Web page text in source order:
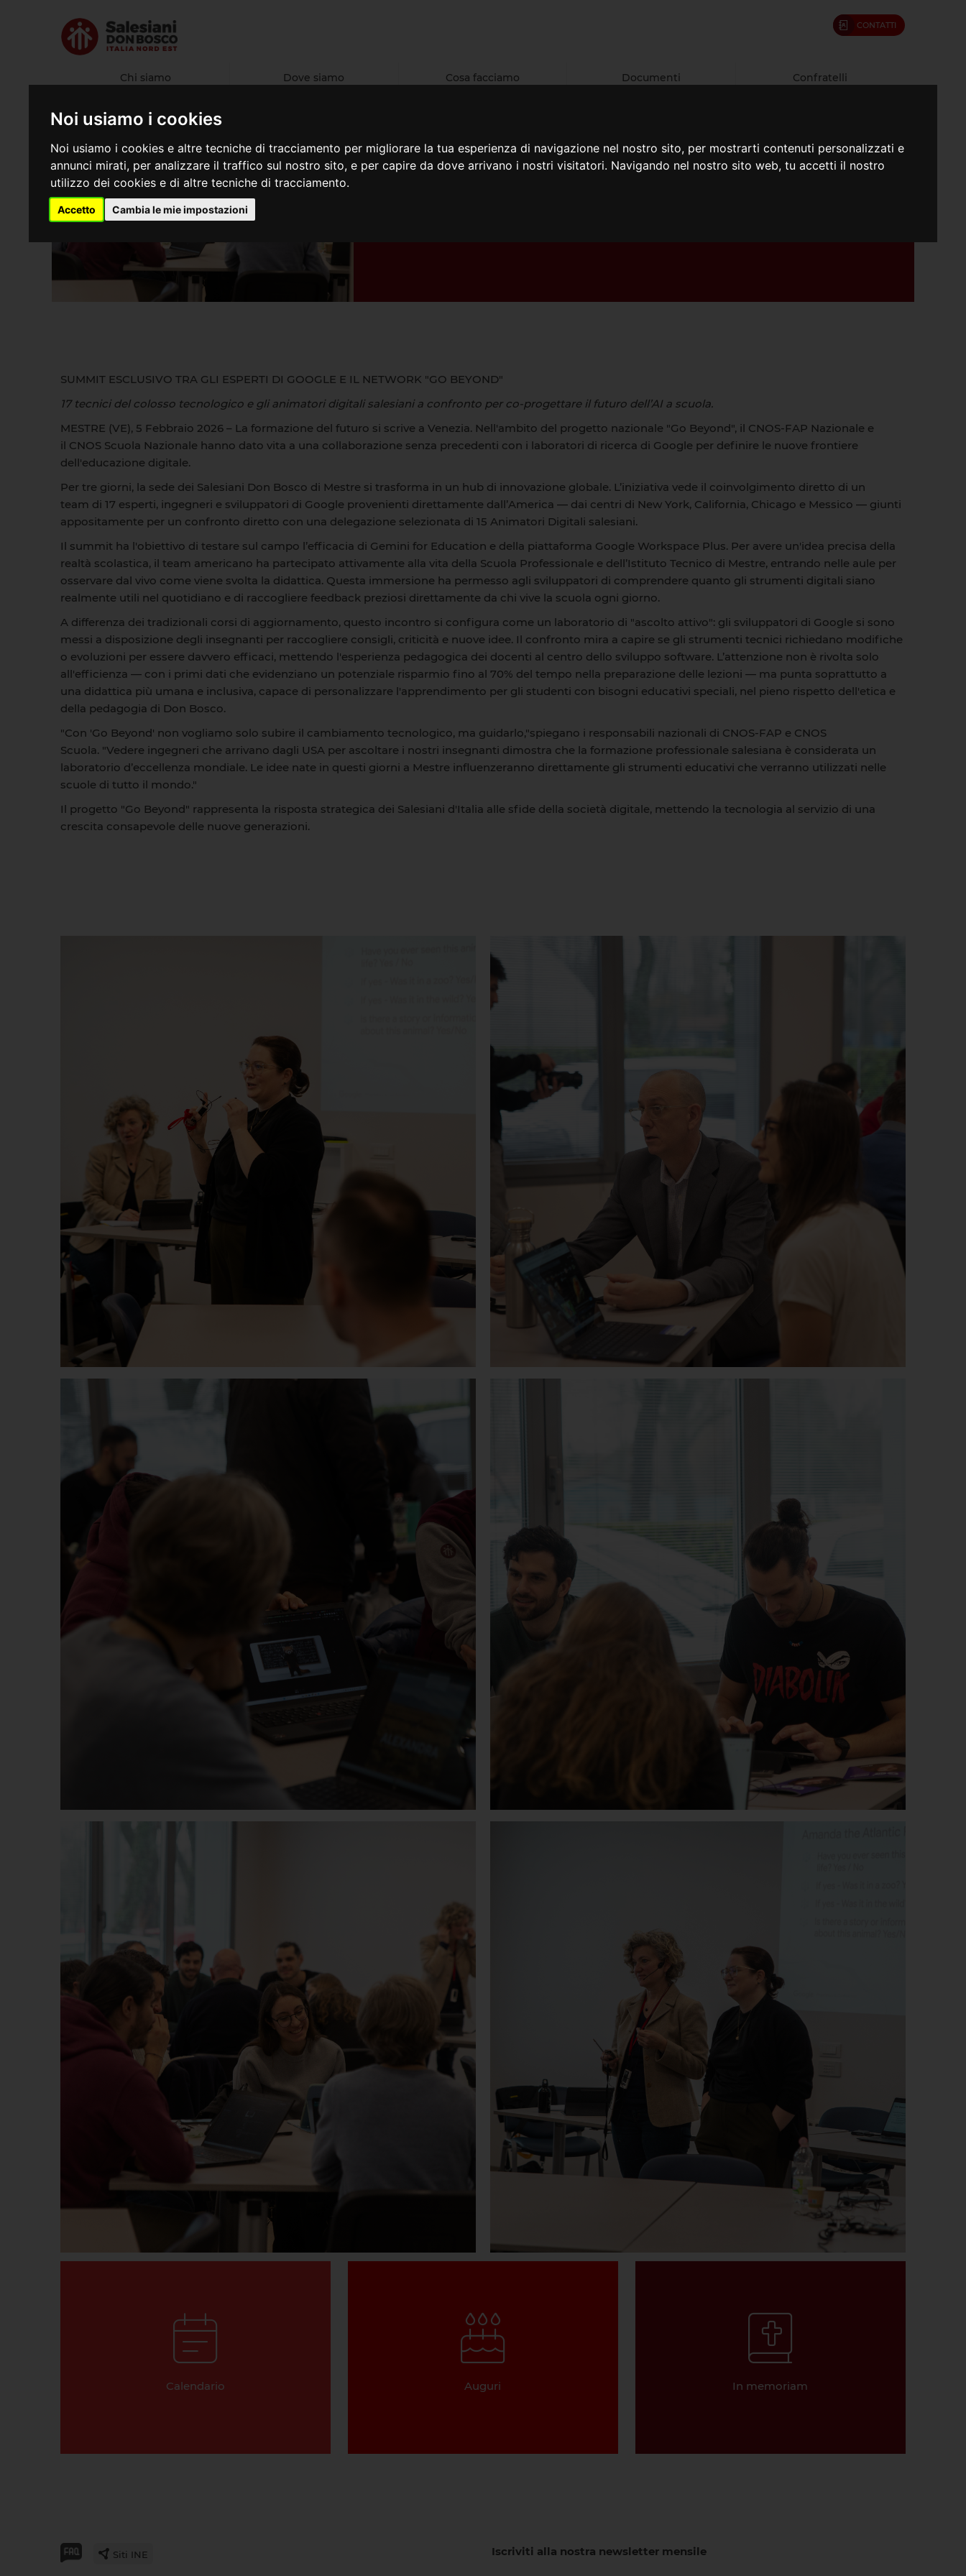
Noi usiamo i cookies
Noi usiamo i cookies e altre tecniche di tracciamento per migliorare la tua esperienza di navigazione nel nostro sito, per mostrarti contenuti personalizzati e
annunci mirati, per analizzare il traffico sul nostro sito, e per capire da dove arrivano i nostri visitatori. Navigando nel nostro sito web, tu accetti il nostro
utilizzo dei cookies e di altre tecniche di tracciamento.
Accetto Cambia le mie impostazioni
CONTATTI
Confratelli
Documenti
Cosa facciamo
Dove siamo
Chi siamo
05/02/2026
SUMMIT ESCLUSIVO TRA GLI ESPERTI DI GOOGLE E IL NETWORK "GO BEYOND"
17 tecnici del colosso tecnologico e gli animatori digitali salesiani a confronto per co-progettare il futuro dell’AI a scuola.
MESTRE (VE), 5 Febbraio 2026 – La formazione del futuro si scrive a Venezia. Nell'ambito del progetto nazionale "Go Beyond", il CNOS-FAP Nazionale e
il CNOS Scuola Nazionale hanno dato vita a una collaborazione senza precedenti con i laboratori di ricerca di Google per definire le nuove frontiere
dell'educazione digitale.
Per tre giorni, la sede dei Salesiani Don Bosco di Mestre si trasforma in un hub di innovazione globale. L’iniziativa vede il coinvolgimento diretto di un
team di 17 esperti, ingegneri e sviluppatori di Google provenienti direttamente dall’America — dai centri di New York, California, Chicago e Messico — giunti
appositamente per un confronto diretto con una delegazione selezionata di 15 Animatori Digitali salesiani.
Il summit ha l'obiettivo di testare sul campo l’efficacia di Gemini for Education e della piattaforma Google Workspace Plus. Per avere un'idea precisa della
realtà scolastica, il team americano ha partecipato attivamente alla vita della Scuola Professionale e dell’Istituto Tecnico di Mestre, entrando nelle aule per
osservare dal vivo come viene svolta la didattica. Questa immersione ha permesso agli sviluppatori di comprendere quanto gli strumenti digitali siano
realmente utili nel quotidiano e di raccogliere feedback preziosi direttamente da chi vive la scuola ogni giorno.
A differenza dei tradizionali corsi di aggiornamento, questo incontro si configura come un laboratorio di "ascolto attivo": gli sviluppatori di Google si sono
messi a disposizione degli insegnanti per raccogliere consigli, criticità e nuove idee. Il confronto mira a capire se gli strumenti tecnici richiedano modifiche
o evoluzioni per essere davvero efficaci, mettendo l'esperienza pedagogica dei docenti al centro dello sviluppo software. L’attenzione non è rivolta solo
all'efficienza — con i primi dati che evidenziano un potenziale risparmio fino al 70% del tempo nella preparazione delle lezioni — ma punta soprattutto a
una didattica più umana e inclusiva, capace di personalizzare l'apprendimento per gli studenti con bisogni educativi speciali, nel pieno rispetto dell'etica e
della pedagogia di Don Bosco.
"Con 'Go Beyond' non vogliamo solo subire il cambiamento tecnologico, ma guidarlo,"spiegano i responsabili nazionali di CNOS-FAP e CNOS
Scuola. "Vedere ingegneri che arrivano dagli USA per ascoltare i nostri insegnanti dimostra che la formazione professionale salesiana è considerata un
laboratorio d’eccellenza mondiale. Le idee nate in questi giorni a Mestre influenzeranno direttamente gli strumenti educativi che verranno utilizzati nelle
scuole di tutto il mondo."
Il progetto "Go Beyond" rappresenta la risposta strategica dei Salesiani d'Italia alle sfide della società digitale, mettendo la tecnologia al servizio di una
crescita consapevole delle nuove generazioni.
Calendario Auguri In memoriam
Siti INE Iscriviti alla nostra newsletter mensile